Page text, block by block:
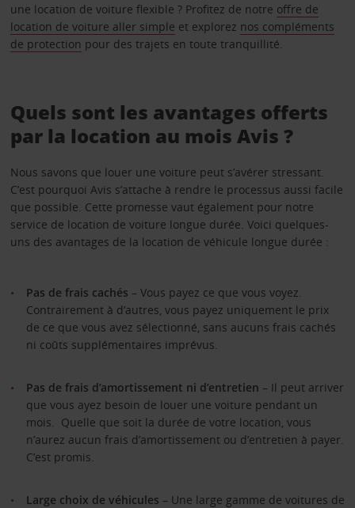
une location de voiture flexible ? Profitez de notre offre de
location de voiture aller simple et explorez nos compléments
de protection pour des trajets en toute tranquillité.
Quels sont les avantages offerts
par la location au mois Avis ?
Nous savons que louer une voiture peut s’avérer stressant.
C’est pourquoi Avis s’attache à rendre le processus aussi facile
que possible.‭ Cette promesse vaut également pour notre
service de location de voiture longue durée. Voici quelques-
uns des avantages de la location de véhicule longue durée :
Pas de frais cachés – Vous payez ce que vous voyez.
Contrairement à d’autres, vous payez uniquement le prix
de ce que vous avez sélectionné, sans aucuns frais cachés
ni coûts supplémentaires imprévus.
Pas de frais d’amortissement ni d’entretien – Il peut arriver
que vous ayez besoin de louer une voiture pendant un
mois.‭ Quelle que soit la durée de votre location, vous
n’aurez aucun frais d’amortissement ou d’entretien à payer.
C’est promis.
Large choix de véhicules – Une large gamme de voitures de